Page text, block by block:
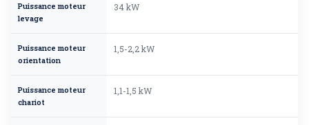
Puissance moteur
levage
34 kW
Puissance moteur
orientation
1,5-2,2 kW
Puissance moteur
chariot
1,1-1,5 kW